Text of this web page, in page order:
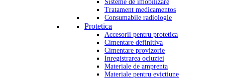
Sisteme de imobilizare
Tratament medicamentos
Consumabile radiologie
Protetica
Accesorii pentru protetica
Cimentare definitiva
Cimentare provizorie
Inregistrarea ocluziei
Materiale de amprenta
Materiale pentru evictiune